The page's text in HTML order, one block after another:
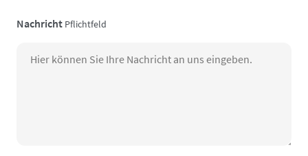
Nachricht Pflichtfeld